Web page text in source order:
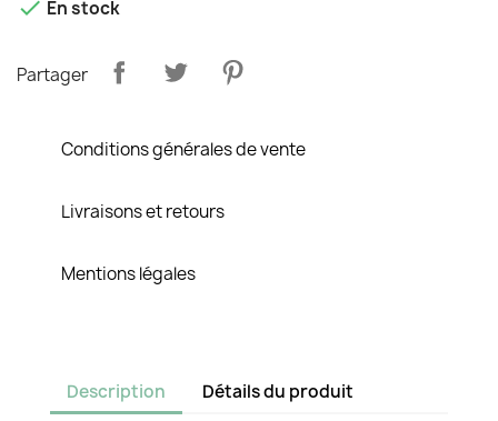
 En stock
Partager
Conditions générales de vente
Livraisons et retours
Mentions légales
Description Détails du produit